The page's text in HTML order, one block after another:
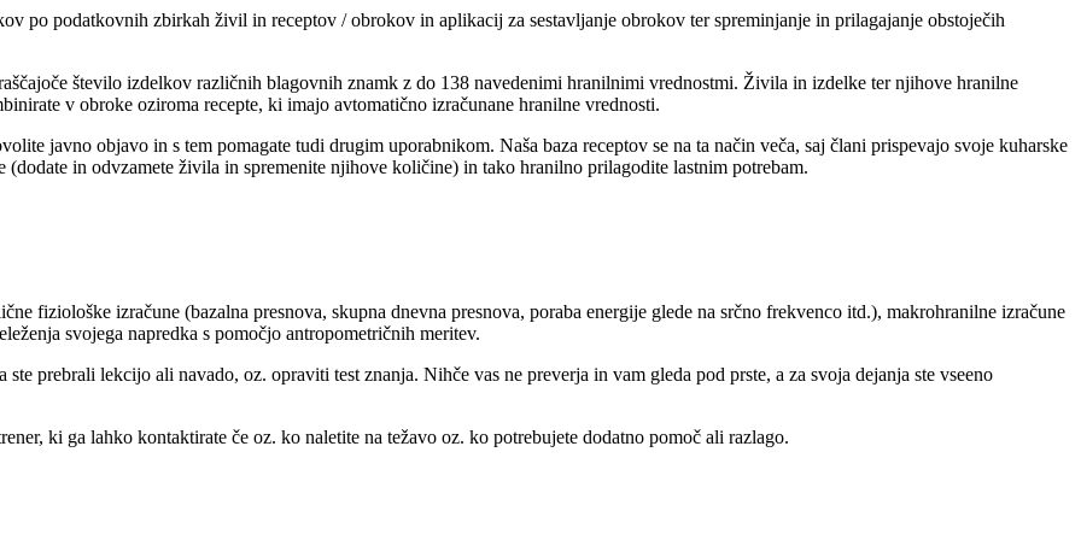
po podatkovnih zbirkah živil in receptov / obrokov in aplikacij za sestavljanje obrokov ter spreminjanje in prilagajanje obstoječih
število izdelkov različnih blagovnih znamk z do 138 navedenimi hranilnimi vrednostmi. Živila in izdelke ter njihove hranilne
v obroke oziroma recepte, ki imajo avtomatično izračunane hranilne vrednosti.
javno objavo in s tem pomagate tudi drugim uporabnikom. Naša baza receptov se na ta način veča, saj člani prispevajo svoje kuharske
in odvzamete živila in spremenite njihove količine) in tako hranilno prilagodite lastnim potrebam.
fiziološke izračune (bazalna presnova, skupna dnevna presnova, poraba energije glede na srčno frekvenco itd.), makrohranilne izračune
svojega napredka s pomočjo antropometričnih meritev.
prebrali lekcijo ali navado, oz. opraviti test znanja. Nihče vas ne preverja in vam gleda pod prste, a za svoja dejanja ste vseeno
ki ga lahko kontaktirate če oz. ko naletite na težavo oz. ko potrebujete dodatno pomoč ali razlago.